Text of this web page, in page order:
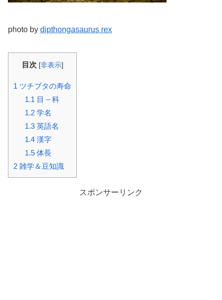
photo by dipthongasaurus rex
目次 [非表示]
1 ツチブタの寿命
1.1 目 – 科
1.2学名
1.3英語名
1.4漢字
1.5体長
2 雑学＆豆知識
スポンサーリンク